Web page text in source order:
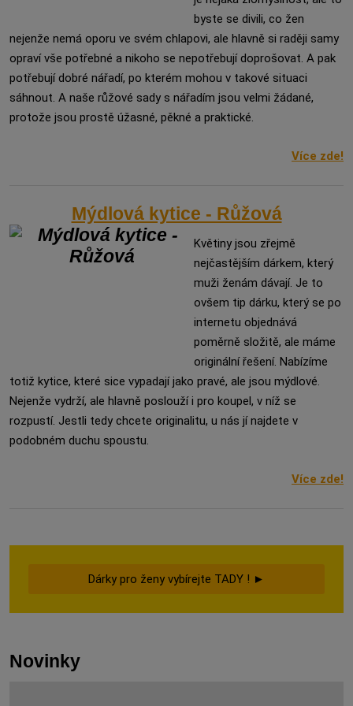
byste se divili, co žen
nejenže nemá oporu ve svém chlapovi, ale hlavně si raději samy
opraví vše potřebné a nikoho se nepotřebují doprošovat. A pak
potřebují dobré nářadí, po kterém mohou v takové situaci
sáhnout. A naše růžové sady s nářadím jsou velmi žádané,
protože jsou prostě úžasné, pěkné a praktické.
Více zde!
Mýdlová kytice - Růžová
Květiny jsou zřejmě
nejčastějším dárkem, který
muži ženám dávají. Je to
ovšem tip dárku, který se po
internetu objednává
poměrně složitě, ale máme
originální řešení. Nabízíme
totiž kytice, které sice vypadají jako pravé, ale jsou mýdlové.
Nejenže vydrží, ale hlavně poslouží i pro koupel, v níž se
rozpustí. Jestli tedy chcete originalitu, u nás jí najdete v
podobném duchu spoustu.
Více zde!
Dárky pro ženy vybírejte TADY ! ►
Novinky